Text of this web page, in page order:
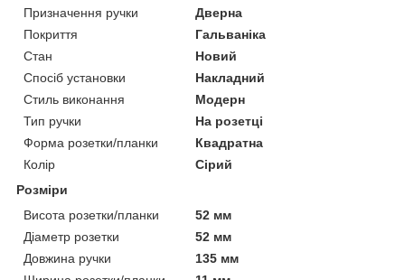
Призначення ручки
Дверна
Покриття
Гальваніка
Стан
Новий
Спосіб установки
Накладний
Стиль виконання
Модерн
Тип ручки
На розетці
Форма розетки/планки
Квадратна
Колір
Сірий
Розміри
Висота розетки/планки
52 мм
Діаметр розетки
52 мм
Довжина ручки
135 мм